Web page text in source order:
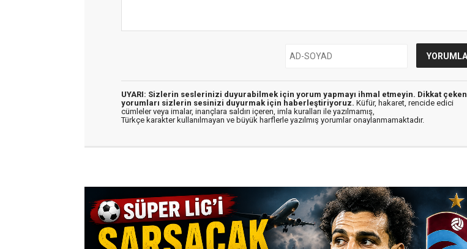
UYARI: Sizlerin seslerinizi duyurabilmek için yorum yapmayı ihmal etmeyin. Dikkat çeken
yorumları sizlerin sesinizi duyurmak için haberleştiriyoruz. Küfür, hakaret, rencide edici
cümleler veya imalar, inançlara saldırı içeren, imla kuralları ile yazılmamış,
Türkçe karakter kullanılmayan ve büyük harflerle yazılmış yorumlar onaylanmamaktadır.